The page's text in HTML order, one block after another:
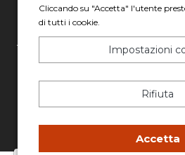
Capitale sociale: 2.300.000,00 I.V.
Cliccando su "Accetta" l'utente
di tutti i cookie.
Impostazioni
Rifiuta
Accetta